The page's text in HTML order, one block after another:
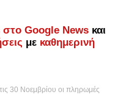
στο Google News και
με καθημερινή
30 Νοεμβρίου οι πληρωμές